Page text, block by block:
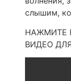
слышим,
НАЖМИТЕ
ВИДЕО